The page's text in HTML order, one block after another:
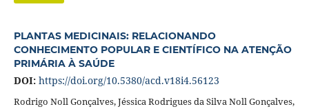
PLANTAS MEDICINAIS: RELACIONANDO
CONHECIMENTO POPULAR E CIENTÍFICO NA ATENÇÃO
PRIMÁRIA À SAÚDE
DOI: https://doi.org/10.5380/acd.v18i4.56123
Rodrigo Noll Gonçalves, Jéssica Rodrigues da Silva Noll Gonçalves,